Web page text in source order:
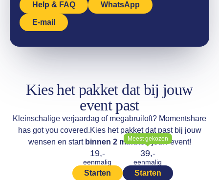
Help & FAQ
WhatsApp
E-mail
Kies het pakket dat bij jouw
event past
Kleinschalige verjaardag of megabruiloft? Momentshare
has got you covered.Kies het pakket dat past bij jouw
wensen en start binnen 2 minutenjouw event!
19,-
eenmalig
Starten
Meest gekozen
39,-
eenmalig
Starten